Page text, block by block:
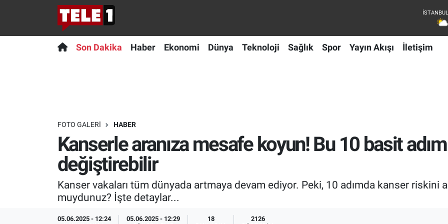
Son Dakika Haber Ekonomi Dünya Teknoloji Sağlık Spor Yayın Akışı İletişim
FOTO GALERI HABER
Kanserle aranıza mesafe koyun! Bu 10 basit adım
değiştirebilir
Kanser vakaları tüm dünyada artmaya devam ediyor. Peki, 10 adımda kanser
muydunuz? İşte detaylar...
05.06.2025 - 12:24 05.06.2025 - 12:29 18 2126
Anında Manşet
Bilim ve Teknoloji Evreni
Doğa Konuşuyor
Ege Saati
Son Dakika
Teknoloji
Yayın Akışı
Nöbetçi Eczaneler
Süper Lig Puan Durumu ve Fikstür
Tüm Manşetler
Son Dakika Haberleri
Haber Arşivi